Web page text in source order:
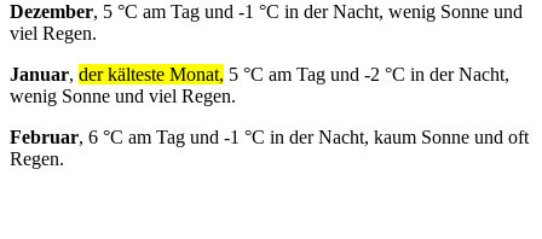
Dezember, 5 °C am Tag und -1 °C in der Nacht, wenig Sonne und
viel Regen.
Januar, der kälteste Monat, 5 °C am Tag und -2 °C in der Nacht,
wenig Sonne und viel Regen.
Februar, 6 °C am Tag und -1 °C in der Nacht, kaum Sonne und oft
Regen.